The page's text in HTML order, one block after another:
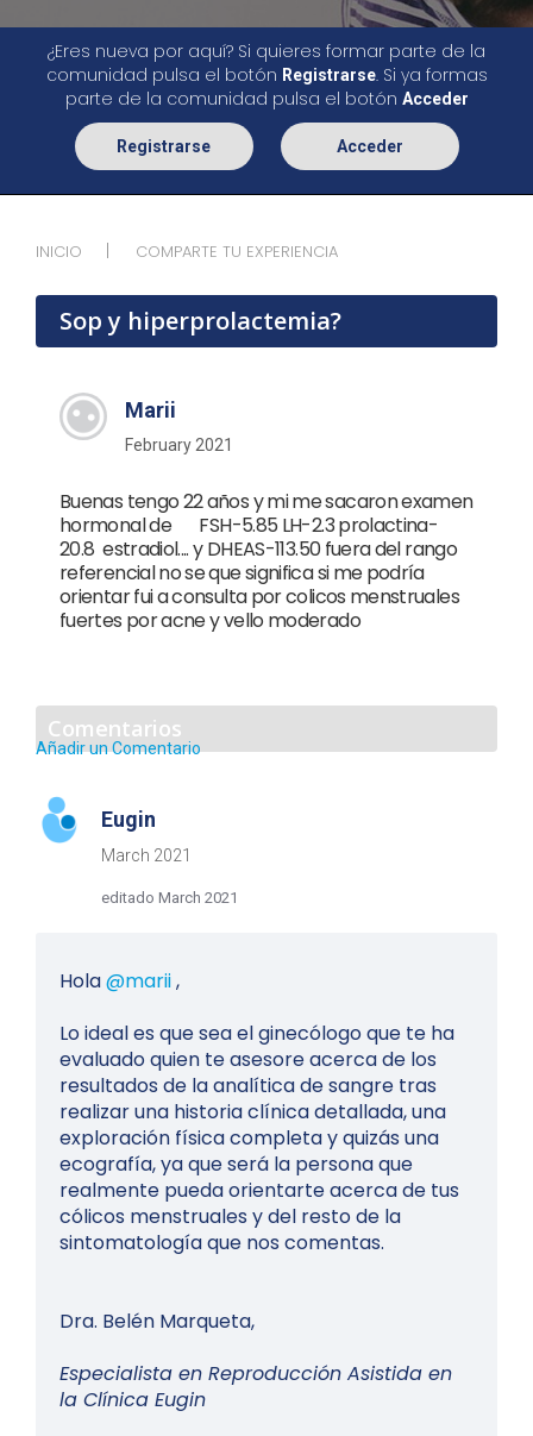
¿Eres nueva por aquí? Si quieres formar parte de la
comunidad pulsa el botón Registrarse. Si ya formas
parte de la comunidad pulsa el botón Acceder
Registrarse Acceder
INICIO COMPARTE TU EXPERIENCIA
Sop y hiperprolactemia?
Marii
February 2021
Buenas tengo 22 años y mi me sacaron examen
hormonal de FSH-5.85 LH-2.3 prolactina-
20.8 estradiol.... y DHEAS-113.50 fuera del rango
referencial no se que significa si me podría
orientar fui a consulta por colicos menstruales
fuertes por acne y vello moderado
Comentarios
Añadir un Comentario
Eugin
March 2021
editado March 2021
Hola@marii,
Lo ideal es que sea el ginecólogo que te ha
evaluado quien te asesore acerca de los
resultados de la analítica de sangre tras
realizar una historia clínica detallada, una
exploración física completa y quizás una
ecografía, ya que será la persona que
realmente pueda orientarte acerca de tus
cólicos menstruales y del resto de la
sintomatología que nos comentas.
Dra. Belén Marqueta,
Especialista en Reproducción Asistida en
la Clínica Eugin